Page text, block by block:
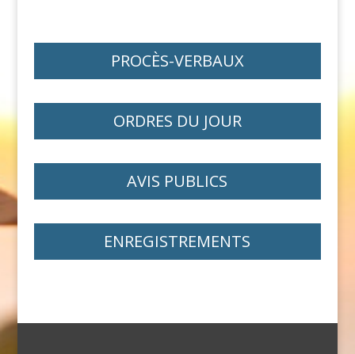
PROCÈS-VERBAUX
ORDRES DU JOUR
AVIS PUBLICS
ENREGISTREMENTS